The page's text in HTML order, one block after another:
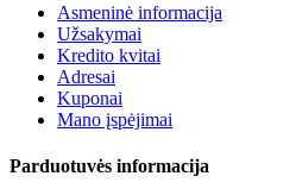
Asmeninė informacija
Užsakymai
Kredito kvitai
Adresai
Kuponai
Mano įspėjimai
Parduotuvės informacija